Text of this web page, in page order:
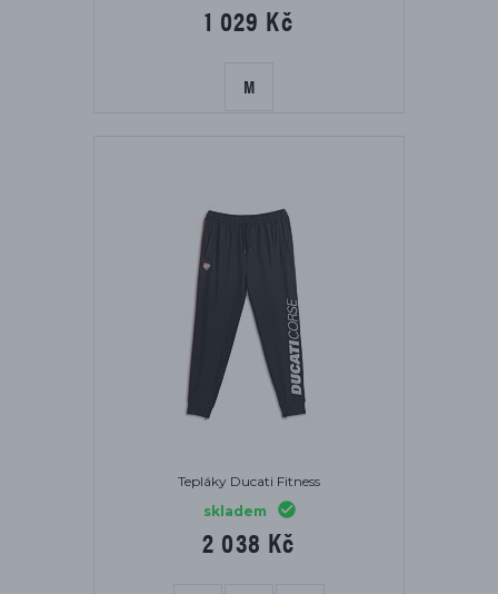
1 029 Kč
M
Tepláky Ducati Fitness
skladem
2 038 Kč